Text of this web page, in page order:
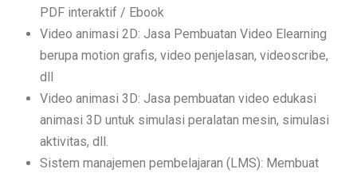
PDF interaktif / Ebook
Video animasi 2D: Jasa Pembuatan Video Elearning
berupa motion grafis, video penjelasan, videoscribe,
dll
Video animasi 3D: Jasa pembuatan video edukasi
animasi 3D untuk simulasi peralatan mesin, simulasi
aktivitas, dll.
Sistem manajemen pembelajaran (LMS): Membuat